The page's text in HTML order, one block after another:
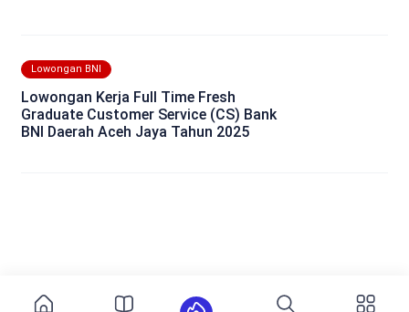
Lowongan BNI
Lowongan Kerja Full Time Fresh
Graduate Customer Service (CS) Bank
BNI Daerah Aceh Jaya Tahun 2025